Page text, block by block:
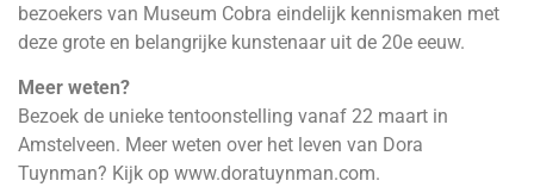
bezoekers van Museum Cobra eindelijk kennismaken met
deze grote en belangrijke kunstenaar uit de 20e eeuw.
Meer weten?
Bezoek de unieke tentoonstelling vanaf 22 maart in
Amstelveen. Meer weten over het leven van Dora
Tuynman? Kijk op www.doratuynman.com.